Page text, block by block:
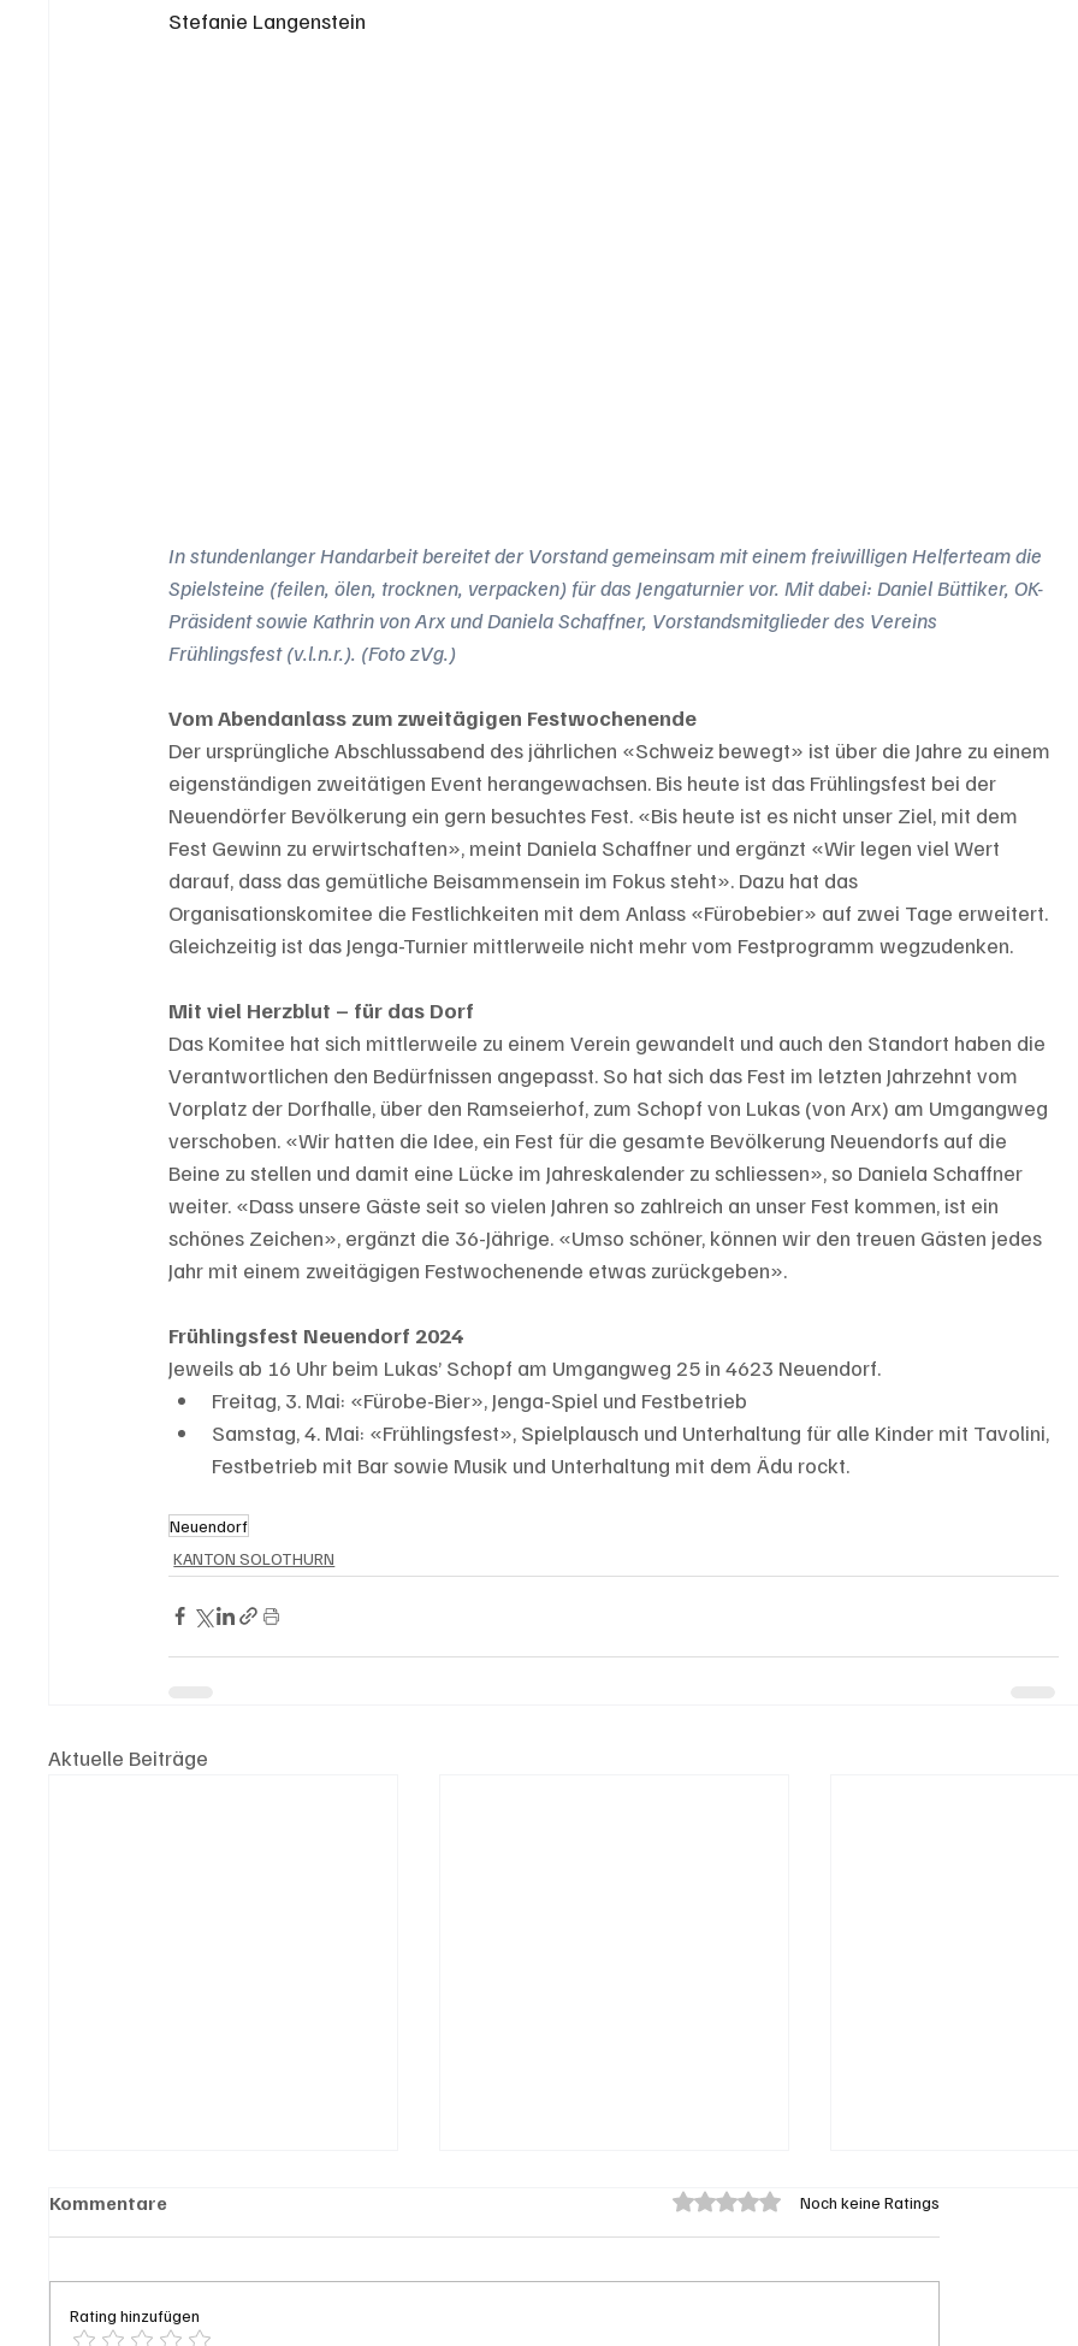
Stefanie Langenstein
In stundenlanger Handarbeit bereitet der Vorstand gemeinsam mit einem freiwilligen Helferteam die
Spielsteine (feilen, ölen, trocknen, verpacken) für das Jengaturnier vor. Mit dabei: Daniel Büttiker, OK-
Präsident sowie Kathrin von Arx und Daniela Schaffner, Vorstandsmitglieder des Vereins
Frühlingsfest (v.l.n.r.). (Foto zVg.)
Vom Abendanlass zum zweitägigen Festwochenende
Der ursprüngliche Abschlussabend des jährlichen «Schweiz bewegt» ist über die Jahre zu einem
eigenständigen zweitätigen Event herangewachsen. Bis heute ist das Frühlingsfest bei der
Neuendörfer Bevölkerung ein gern besuchtes Fest. «Bis heute ist es nicht unser Ziel, mit dem
Fest Gewinn zu erwirtschaften», meint Daniela Schaffner und ergänzt «Wir legen viel Wert
darauf, dass das gemütliche Beisammensein im Fokus steht». Dazu hat das
Organisationskomitee die Festlichkeiten mit dem Anlass «Fürobebier» auf zwei Tage erweitert.
Gleichzeitig ist das Jenga-Turnier mittlerweile nicht mehr vom Festprogramm wegzudenken.
Mit viel Herzblut – für das Dorf
Das Komitee hat sich mittlerweile zu einem Verein gewandelt und auch den Standort haben die
Verantwortlichen den Bedürfnissen angepasst. So hat sich das Fest im letzten Jahrzehnt vom
Vorplatz der Dorfhalle, über den Ramseierhof, zum Schopf von Lukas (von Arx) am Umgangweg
verschoben. «Wir hatten die Idee, ein Fest für die gesamte Bevölkerung Neuendorfs auf die
Beine zu stellen und damit eine Lücke im Jahreskalender zu schliessen», so Daniela Schaffner
weiter. «Dass unsere Gäste seit so vielen Jahren so zahlreich an unser Fest kommen, ist ein
schönes Zeichen», ergänzt die 36-Jährige. «Umso schöner, können wir den treuen Gästen jedes
Jahr mit einem zweitägigen Festwochenende etwas zurückgeben».
Frühlingsfest Neuendorf 2024
Jeweils ab 16 Uhr beim Lukas’ Schopf am Umgangweg 25 in 4623 Neuendorf.
Freitag, 3. Mai: «Fürobe-Bier», Jenga-Spiel und Festbetrieb
Samstag, 4. Mai: «Frühlingsfest», Spielplausch und Unterhaltung für alle Kinder mit Tavolini,
Festbetrieb mit Bar sowie Musik und Unterhaltung mit dem Ädu rockt.
Neuendorf
KANTON SOLOTHURN
Aktuelle Beiträge
Kommentare Mit 0 von 5 Sternen bewertet.
Noch keine Ratings
Rating hinzufügen